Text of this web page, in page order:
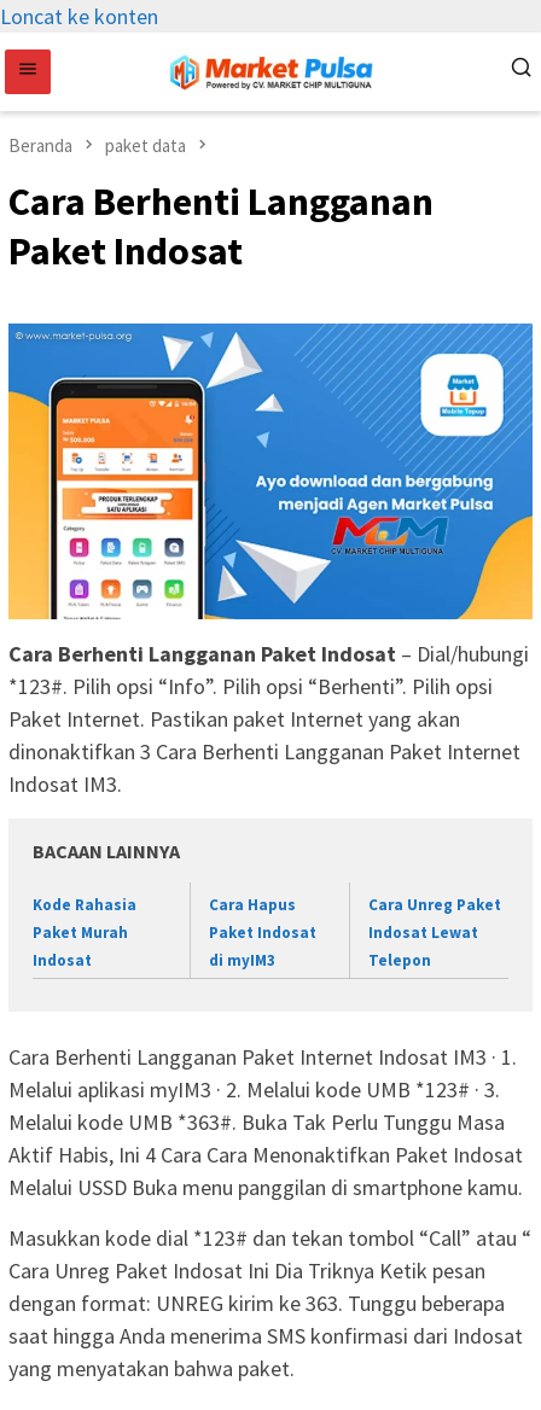
Loncat ke konten
Beranda paket data
Cara Berhenti Langganan
Paket Indosat
Cara Berhenti Langganan Paket Indosat – Dial/hubungi
*123#. Pilih opsi “Info”. Pilih opsi “Berhenti”. Pilih opsi
Paket Internet. Pastikan paket Internet yang akan
dinonaktifkan 3 Cara Berhenti Langganan Paket Internet
Indosat IM3.
BACAAN LAINNYA
Kode Rahasia
Paket Murah
Indosat
Cara Hapus
Paket Indosat
di myIM3
Cara Unreg Paket
Indosat Lewat
Telepon
Cara Berhenti Langganan Paket Internet Indosat IM3 · 1.
Melalui aplikasi myIM3 · 2. Melalui kode UMB *123# · 3.
Melalui kode UMB *363#. Buka Tak Perlu Tunggu Masa
Aktif Habis, Ini 4 Cara Cara Menonaktifkan Paket Indosat
Melalui USSD Buka menu panggilan di smartphone kamu.
Masukkan kode dial *123# dan tekan tombol “Call” atau “
Cara Unreg Paket Indosat Ini Dia Triknya Ketik pesan
dengan format: UNREG kirim ke 363. Tunggu beberapa
saat hingga Anda menerima SMS konfirmasi dari Indosat
yang menyatakan bahwa paket.